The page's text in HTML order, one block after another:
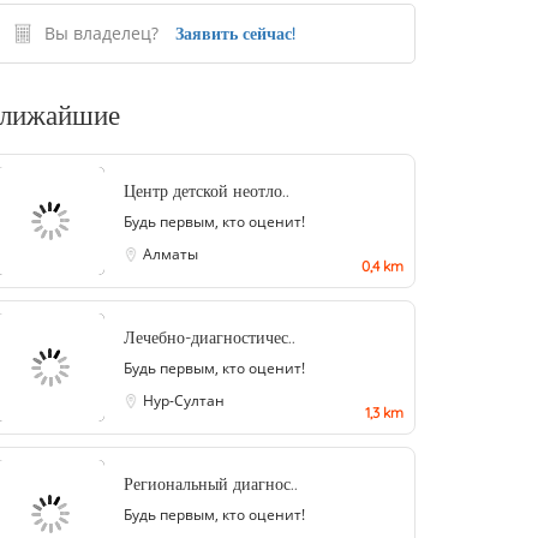
Вы владелец? Заявить сейчас!
Центр детской неотло..
Будь первым, кто оценит!
Алматы
0,4 km
Лечебно-диагностичес..
Будь первым, кто оценит!
Нур-Султан
1,3 km
Региональный диагнос..
Будь первым, кто оценит!